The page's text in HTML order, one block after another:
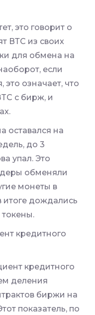
это говорит о
ВТС из своих
для обмена на
если
это означает, что
с бирж, и
оставался на
до 3
упал. Это
обменяли
монеты в
итоге дождались
токены.
кредитного
кредитного
деления
биржи на
показатель, по